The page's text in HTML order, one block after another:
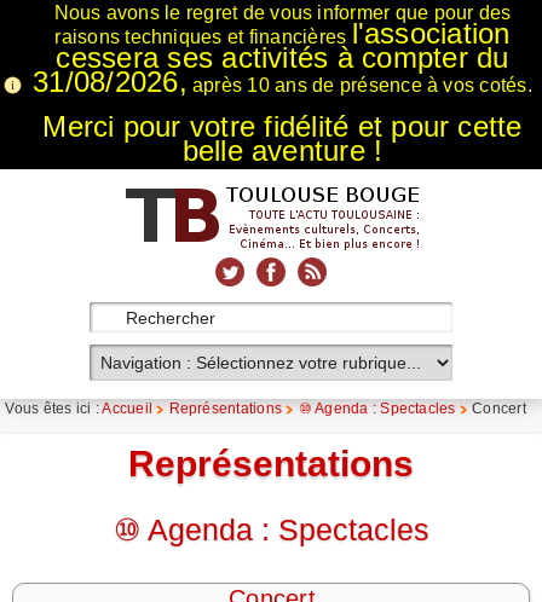
Nous avons le regret de vous informer que pour des
raisons techniques et financières l'association
cessera ses activités à compter du
31/08/2026, après 10 ans de présence à vos cotés.
Merci pour votre fidélité et pour cette
belle aventure !
Vous êtes ici :Accueil Représentations ⑩ Agenda : Spectacles Concert
Représentations
⑩ Agenda : Spectacles